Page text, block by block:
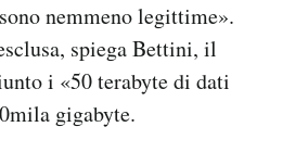
nemmeno legittime».
spiega Bettini, il
i «50 terabyte di dati
gigabyte.